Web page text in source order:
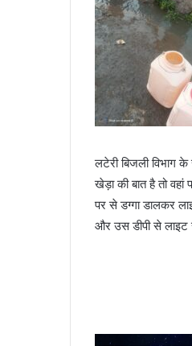
लटेरी बिजली विभाग
खेड़ा की बात है तो
पर से डग्गा डालकर
और उस डीपी से लाइट